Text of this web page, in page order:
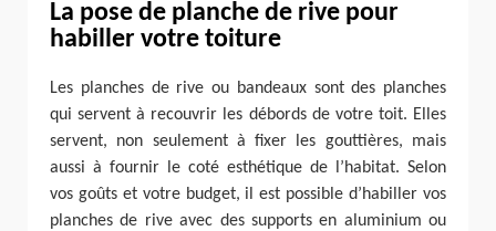
La pose de planche de rive pour
habiller votre toiture
Les planches de rive ou bandeaux sont des planches
qui servent à recouvrir les débords de votre toit. Elles
servent, non seulement à fixer les gouttières, mais
aussi à fournir le coté esthétique de l’habitat. Selon
vos goûts et votre budget, il est possible d’habiller vos
planches de rive avec des supports en aluminium ou